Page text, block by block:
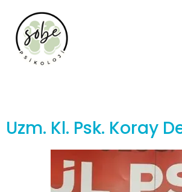
Uzm. Kl. Psk. Koray